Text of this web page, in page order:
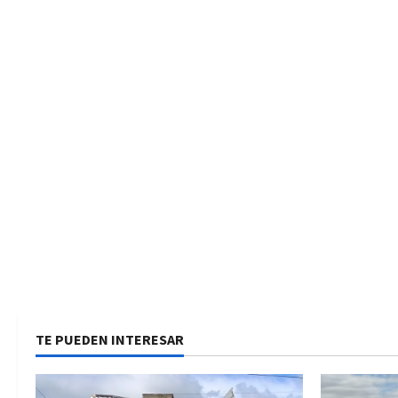
TE PUEDEN INTERESAR